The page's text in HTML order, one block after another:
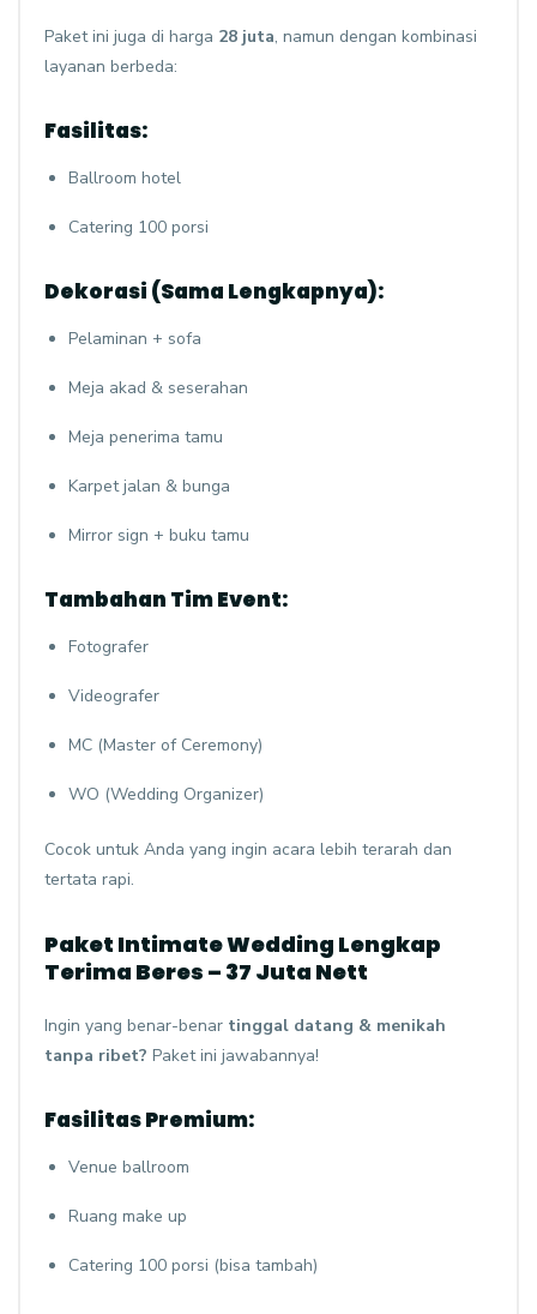
Paket ini juga di harga 28 juta, namun dengan kombinasi
layanan berbeda:
Fasilitas:
Ballroom hotel
Catering 100 porsi
Dekorasi (Sama Lengkapnya):
Pelaminan + sofa
Meja akad & seserahan
Meja penerima tamu
Karpet jalan & bunga
Mirror sign + buku tamu
Tambahan Tim Event:
Fotografer
Videografer
MC (Master of Ceremony)
WO (Wedding Organizer)
Cocok untuk Anda yang ingin acara lebih terarah dan
tertata rapi.
Paket Intimate Wedding Lengkap
Terima Beres – 37 Juta Nett
Ingin yang benar-benar tinggal datang & menikah
tanpa ribet? Paket ini jawabannya!
Fasilitas Premium:
Venue ballroom
Ruang make up
Catering 100 porsi (bisa tambah)